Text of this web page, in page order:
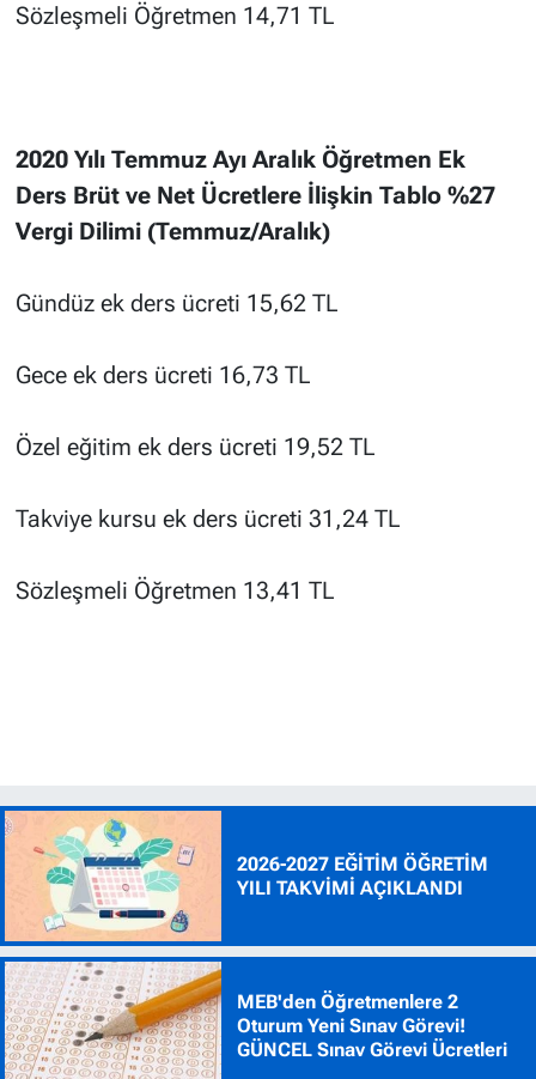
Sözleşmeli Öğretmen 14,71 TL
2020 Yılı Temmuz Ayı Aralık Öğretmen Ek
Ders Brüt ve Net Ücretlere İlişkin Tablo %27
Vergi Dilimi (Temmuz/Aralık)
Gündüz ek ders ücreti 15,62 TL
Gece ek ders ücreti 16,73 TL
Özel eğitim ek ders ücreti 19,52 TL
Takviye kursu ek ders ücreti 31,24 TL
Sözleşmeli Öğretmen 13,41 TL
2026-2027 EĞİTİM ÖĞRETİM
YILI TAKVİMİ AÇIKLANDI
MEB'den Öğretmenlere 2
Oturum Yeni Sınav Görevi!
GÜNCEL Sınav Görevi Ücretleri